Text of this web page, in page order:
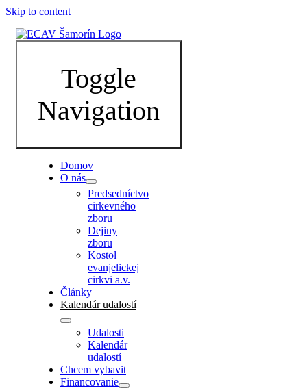
Skip to content
Toggle
Navigation
Domov
O nás
Predsedníctvo
cirkevného
zboru
Dejiny
zboru
Kostol
evanjelickej
cirkvi a.v.
Články
Kalendár udalostí
Udalosti
Kalendár
udalostí
Chcem vybavit
Financovanie